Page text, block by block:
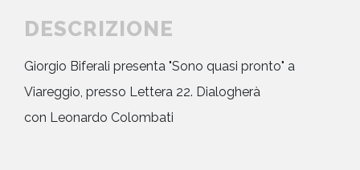
DESCRIZIONE
Giorgio Biferali presenta "Sono quasi pronto" a
Viareggio, presso Lettera 22. Dialogherà
con Leonardo Colombati